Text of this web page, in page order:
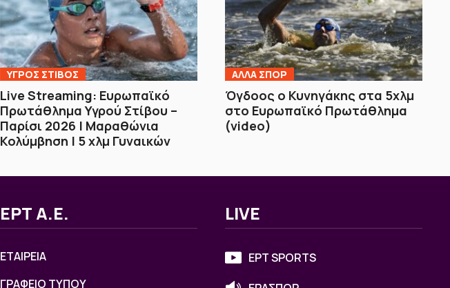
ΥΓΡΟΣ ΣΤΙΒΟΣ
Live Streaming: Ευρωπαϊκό
Πρωτάθλημα Υγρού Στίβου –
Παρίσι 2026 | Μαραθώνια
Κολύμβηση | 5 χλμ Γυναικών
ΑΛΛΑ ΣΠΟΡ
Όγδοος ο Κυνηγάκης στα 5χλμ
στο Ευρωπαϊκό Πρωτάθλημα
(video)
ΕΡΤ Α.Ε.
ΕΤΑΙΡΕΙΑ
ΓΡΑΦΕΙΟ ΤΥΠΟΥ
LIVE
ΕΡΤ SPORTS